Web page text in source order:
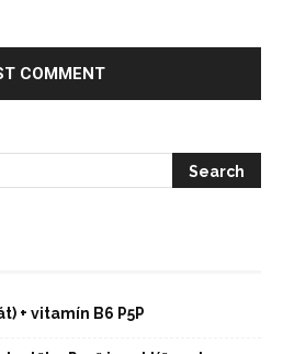
+ vitamín B6 P5P